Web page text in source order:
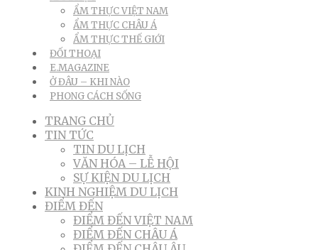
ẨM THỰC VIỆT NAM
ẨM THỰC CHÂU Á
ẨM THỰC THẾ GIỚI
ĐỐI THOẠI
E.MAGAZINE
Ở ĐÂU – KHI NÀO
PHONG CÁCH SỐNG
TRANG CHỦ
TIN TỨC
TIN DU LỊCH
VĂN HÓA – LỄ HỘI
SỰ KIỆN DU LỊCH
KINH NGHIỆM DU LỊCH
ĐIỂM ĐẾN
ĐIỂM ĐẾN VIỆT NAM
ĐIỂM ĐẾN CHÂU Á